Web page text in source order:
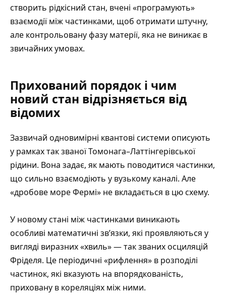
створить рідкісний стан, вчені «програмують»
взаємодії між частинками, щоб отримати штучну,
але контрольовану фазу матерії, яка не виникає в
звичайних умовах.
Прихований порядок і чим
новий стан відрізняється від
відомих
Зазвичай одновимірні квантові системи описують
у рамках так званої Томонага–Латтінгерівської
рідини. Вона задає, як мають поводитися частинки,
що сильно взаємодіють у вузькому каналі. Але
«дробове море Фермі» не вкладається в цю схему.
У новому стані між частинками виникають
особливі математичні зв’язки, які проявляються у
вигляді виразних «хвиль» — так званих осциляцій
Фріделя. Це періодичні «рифлення» в розподілі
частинок, які вказують на впорядкованість,
приховану в кореляціях між ними.